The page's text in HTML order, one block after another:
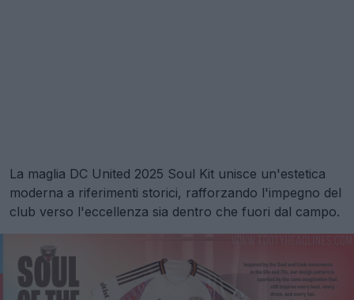
La maglia DC United 2025 Soul Kit unisce un'estetica
moderna a riferimenti storici, rafforzando l'impegno del
club verso l'eccellenza sia dentro che fuori dal campo.